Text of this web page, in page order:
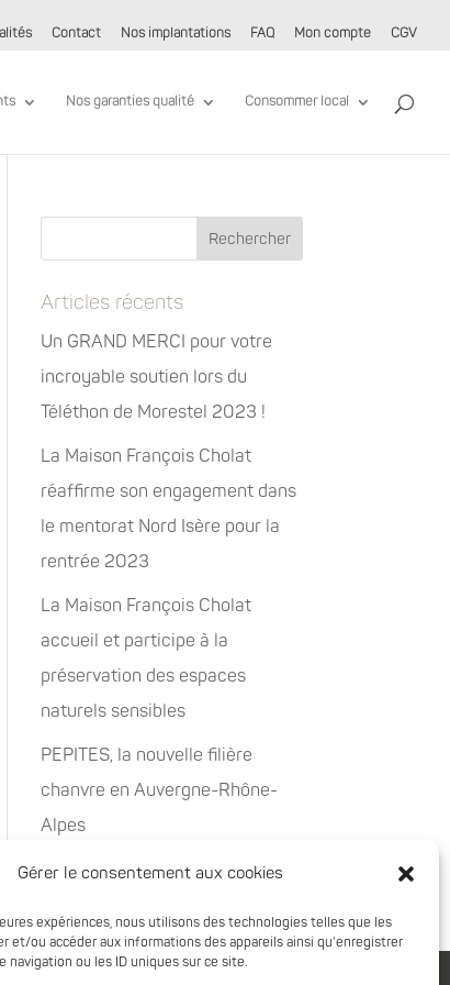
Gérer le consentement aux cookies
expériences, nous utilisons des technologies telles que les
et/ou accéder aux informations des appareils ainsi qu'enregistrer
navigation ou les ID uniques sur ce site.
Contact Nos implantations FAQ Mon compte CGV
Nos garanties qualité Consommer local
Articles récents
Un GRAND MERCI pour votre
incroyable soutien lors du
Téléthon de Morestel 2023 !
La Maison François Cholat
réaffirme son engagement dans
le mentorat Nord Isère pour la
rentrée 2023
La Maison François Cholat
accueil et participe à la
préservation des espaces
naturels sensibles
PEPITES, la nouvelle filière
chanvre en Auvergne-Rhône-
Alpes
Rachat de 5 sites à Oxyane